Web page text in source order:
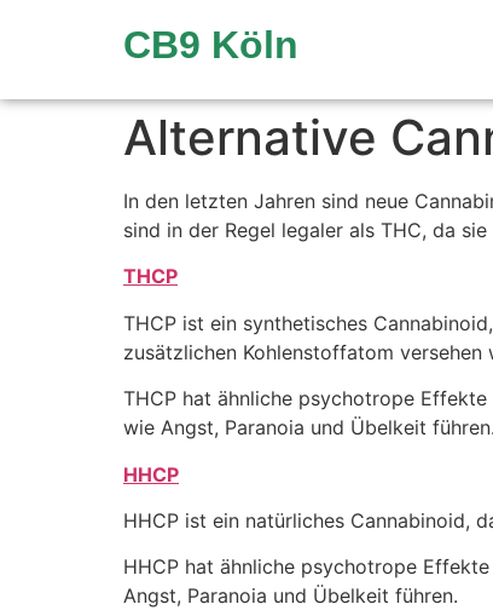
CB9 Köln
Alternative
In den letzten Jahren sind neue
sind in der Regel legaler als THC, da
THCP
THCP ist ein synthetisches
zusätzlichen Kohlenstoffatom versehen
THCP hat ähnliche psychotrope
wie Angst, Paranoia und Übelkeit führen.
HHCP
HHCP ist ein natürliches Cannabinoid,
HHCP hat ähnliche psychotrope
Angst, Paranoia und Übelkeit führen.